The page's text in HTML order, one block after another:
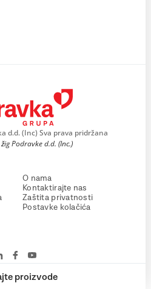
proizvode
d.d. (Inc) Sva prava pridržana
Podravke d.d. (Inc.)
O nama
Kontaktirajte nas
Zaštita privatnosti
Postavke kolačića